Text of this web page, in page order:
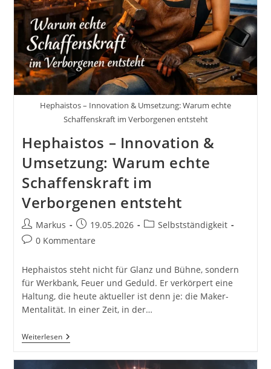
Hephaistos – Innovation & Umsetzung: Warum echte
Schaffenskraft im Verborgenen entsteht
Hephaistos – Innovation &
Umsetzung: Warum echte
Schaffenskraft im
Verborgenen entsteht
Beitrags-
Autor:
Markus
Beitrag
veröffentlicht:
19.05.2026
Beitrags-
Selbstständigkeit
Beitrags-
0 Kommentare
Hephaistos steht nicht für Glanz und Bühne, sondern
für Werkbank, Feuer und Geduld. Er verkörpert eine
Haltung, die heute aktueller ist denn je: die Maker-
Mentalität. In einer Zeit, in der…
WeiterlesenHephaistos
–